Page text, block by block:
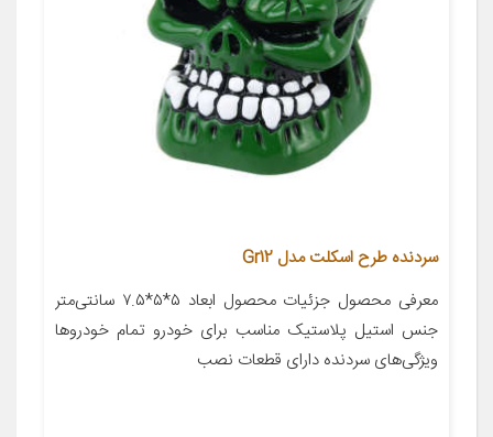
سردنده طرح اسکلت مدل Gr12
معرفی محصول جزئیات محصول ابعاد ۵*۵*۷.۵ سانتی‌متر
جنس استیل پلاستیک مناسب برای خودرو تمام خودروها
ویژگی‌های سردنده دارای قطعات نصب